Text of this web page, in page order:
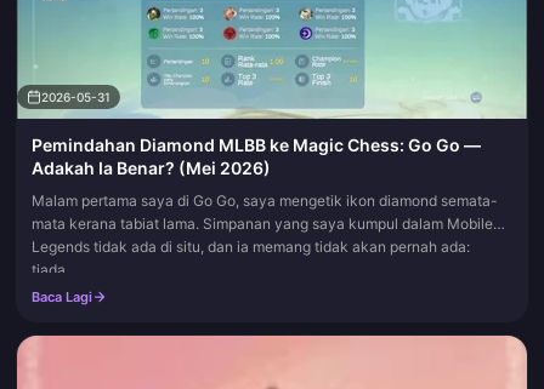
2026-05-31
Pemindahan Diamond MLBB ke Magic Chess: Go Go —
Adakah Ia Benar? (Mei 2026)
Malam pertama saya di Go Go, saya mengetik ikon diamond semata-
mata kerana tabiat lama. Simpanan yang saya kumpul dalam Mobile
Legends tidak ada di situ, dan ia memang tidak akan pernah ada:
tiada...
Baca Lagi